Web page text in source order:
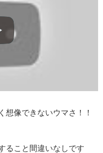
想像できないウマさ！！
ること間違いなしです